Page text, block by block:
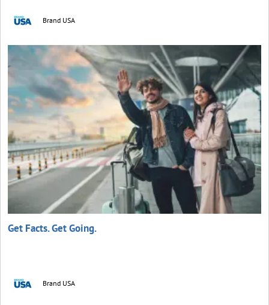
Brand USA
Get Facts. Get Going.
Brand USA